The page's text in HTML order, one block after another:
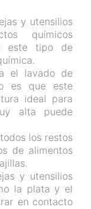
y utensilios
químicos
este tipo de
el lavado de
es que este
ideal para
alta puede
los restos
de alimentos
y utensilios
la plata y el
en contacto